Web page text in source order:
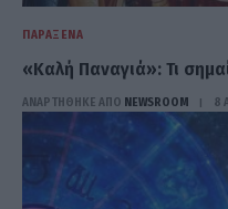
ΠΑΡΆΞΕΝΑ
«Καλή Παναγιά»: Τι
ΑΝΑΡΤΗΘΗΚΕ ΑΠΟ NEWSROOM 8